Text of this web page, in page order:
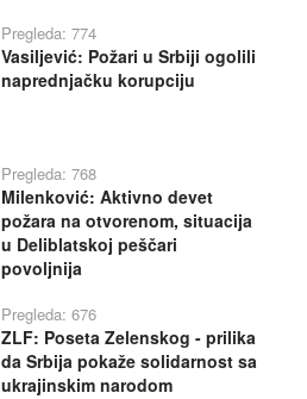
Pregleda: 774
Vasiljević: Požari u Srbiji ogolili
naprednjačku korupciju
Pregleda: 768
Milenković: Aktivno devet
požara na otvorenom, situacija
u Deliblatskoj peščari
povoljnija
Pregleda: 676
ZLF: Poseta Zelenskog - prilika
da Srbija pokaže solidarnost sa
ukrajinskim narodom